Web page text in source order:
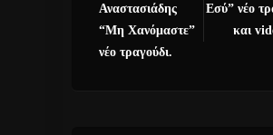
Αναστασιάδης
“Μη Χανόμαστε”
νέο τραγούδι.
Εσύ” νέο
και